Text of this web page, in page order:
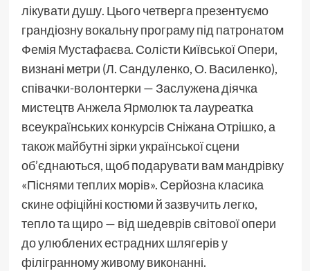
лікувати душу. Цього четверга презентуємо
грандіозну вокальну програму під патронатом
Фемія Мустафаєва. Солісти Київської Опери,
визнані метри (Л. Сандуленко, О. Василенко),
співачки-волонтерки — Заслужена діячка
мистецтв Анжела Ярмолюк та лауреатка
всеукраїнських конкурсів Сніжана Отрішко, а
також майбутні зірки української сцени
об’єднаються, щоб подарувати вам мандрівку
«Піснями теплих морів». Серйозна класика
скине офіційні костюми й зазвучить легко,
тепло та щиро — від шедеврів світової опери
до улюблених естрадних шлягерів у
філігранному живому виконанні.